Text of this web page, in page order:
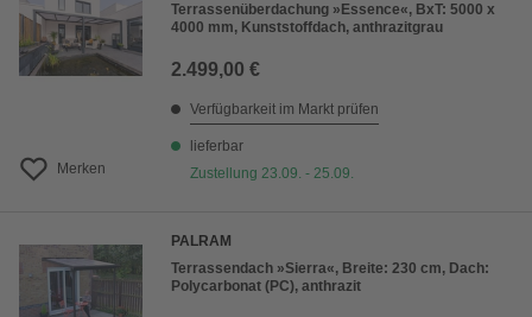
Merken
Terrassenüberdachung »Essence«, BxT: 5000 x
4000 mm, Kunststoffdach, anthrazitgrau
2.499,00 €
Verfügbarkeit im Markt prüfen
lieferbar
Zustellung 23.09. - 25.09.
PALRAM
Terrassendach »Sierra«, Breite: 230 cm, Dach:
Polycarbonat (PC), anthrazit